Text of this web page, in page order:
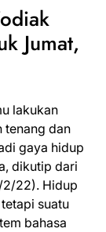
Jumat,
lakukan
tenang dan
gaya hidup
dikutip dari
2/22). Hidup
suatu
bahasa